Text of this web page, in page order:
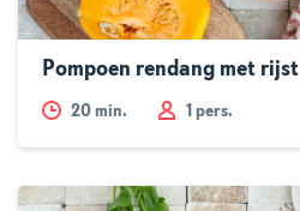
Pompoen rendang met rijst
20 min. 1 pers.